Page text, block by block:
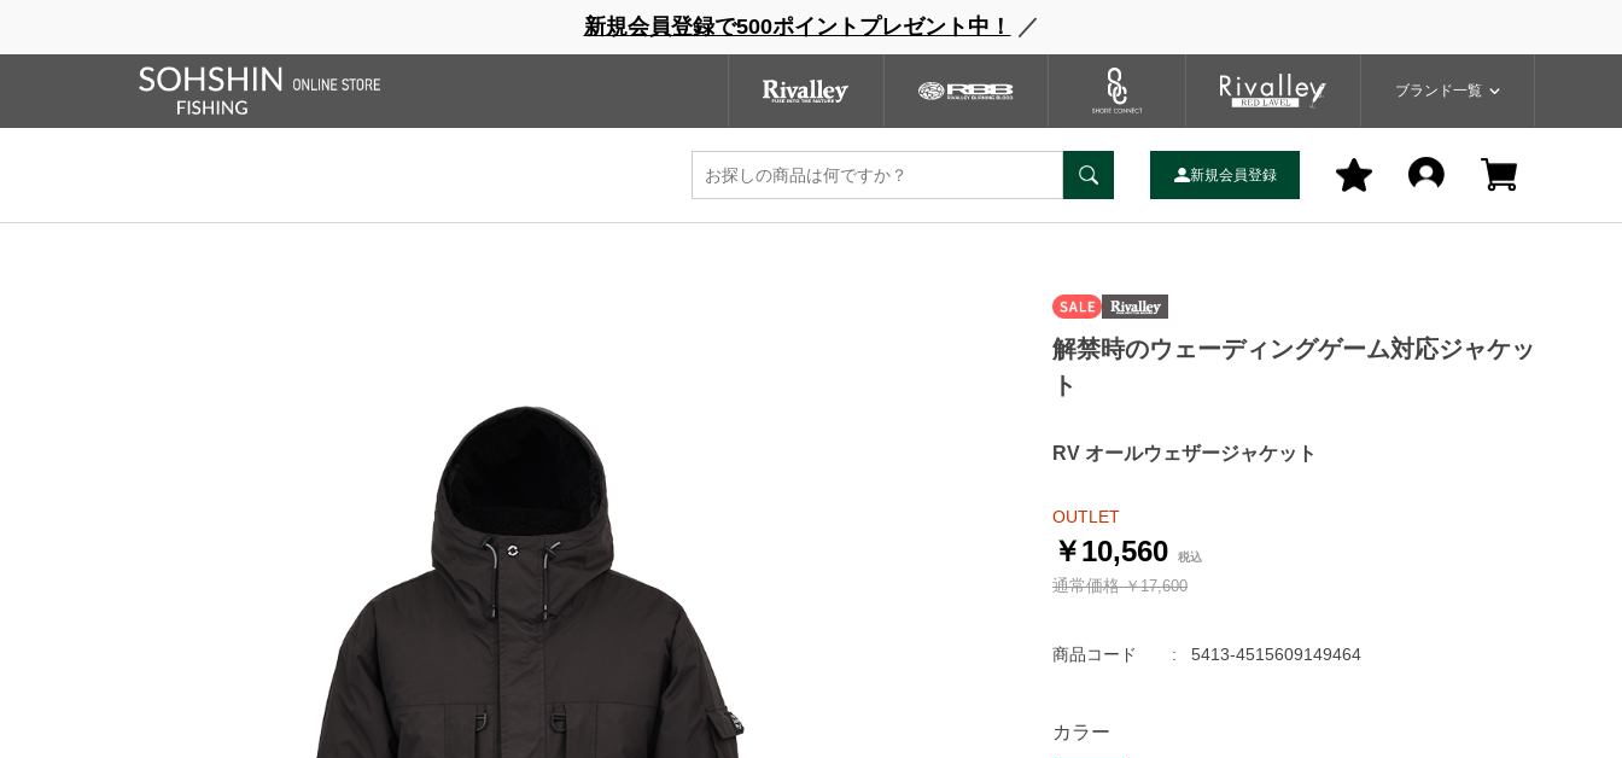
新規会員登録で500ポイントプレゼント中！ ／
ブランド一覧
ブランドサイト 商品一覧 ブランドサイト
新規会員登録
ウェーダー レインウェア フットウェア グローブ キャップ
Rivalley RV オールウェザージャケット
解禁時のウェーディングゲーム対応ジャケッ
ト
RV オールウェザージャケット
OUTLET
￥10,560
通常価格￥17,600
商品コード 5413-4515609149464
カラー